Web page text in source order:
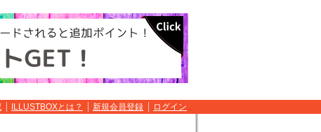
ILLUSTBOXとは？ 新規会員登録 ログイン